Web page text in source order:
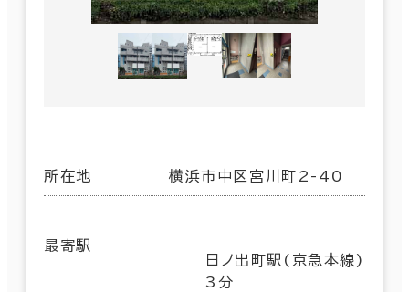
所在地 横浜市中区宮川町2-40
最寄駅
日ノ出町駅(京急本線)
3分